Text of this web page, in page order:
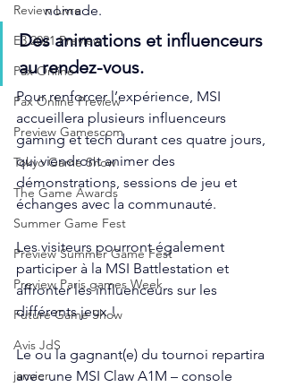
Review Livre
E3 2021 Preview
Pax Online
Pax Online Preview
Preview Gamescom
Tokyo Game Show
The Game Awards
Summer Game Fest
Preview Summer Game Fest
Preview Paris games Week
Future Game Show
Avis JdS
janvier
nomade.
Des animations et influenceurs
au rendez-vous.
Pour renforcer l’expérience, MSI
accueillera plusieurs influenceurs
gaming et tech durant ces quatre jours,
qui viendront animer des
démonstrations, sessions de jeu et
échanges avec la communauté.
Les visiteurs pourront également
participer à la MSI Battlestation et
affronter les influenceurs sur les
différents jeux !
Le ou la gagnant(e) du tournoi repartira
avec une MSI Claw A1M – console